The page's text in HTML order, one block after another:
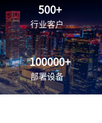
500
行业客户
100000
部署设备